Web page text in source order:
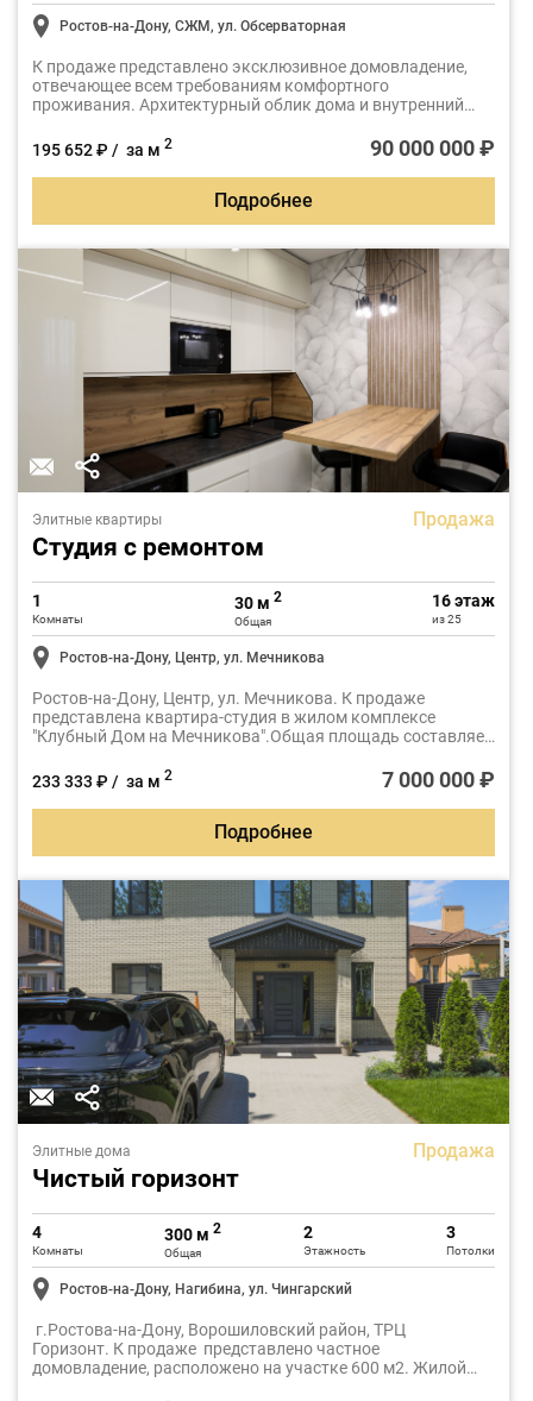
Ростов-на-Дону, СЖМ, ул. Обсерваторная
К продаже представлено эксклюзивное домовладение,
отвечающее всем требованиям комфортного
проживания. Архитектурный облик дома и внутренний
решен с большими витражами и открытыми террасами.
195 652 ₽ / за м 2 90 000 000 ₽
Подробнее
Элитные квартиры Продажа
Студия с ремонтом
1
Комнаты
30 м 2
Общая
16 этаж
из 25
Ростов-на-Дону, Центр, ул. Мечникова
Ростов-на-Дону, Центр, ул. Мечникова. К продаже
представлена квартира-студия в жилом комплексе
"Клубный Дом на Мечникова".Общая площадь составляет
233 333 ₽ / за м 2 7 000 000 ₽
Подробнее
Элитные дома Продажа
Чистый горизонт
4
Комнаты
300 м2
Общая
2
Этажность
3
Потолки
Ростов-на-Дону, Нагибина, ул. Чингарский
г.Ростова-на-Дону, Ворошиловский район, ТРЦ
Горизонт. К продаже представлено частное
домовладение, расположено на участке 600 м2. Жилой